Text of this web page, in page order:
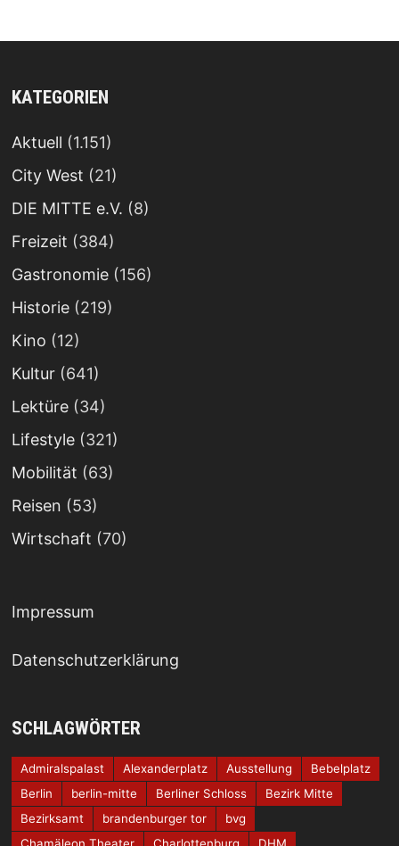
KATEGORIEN
Aktuell (1.151)
City West (21)
DIE MITTE e.V. (8)
Freizeit (384)
Gastronomie(156)
Historie(219)
Kino (12)
Kultur(641)
Lektüre(34)
Lifestyle(321)
Mobilität (63)
Reisen (53)
Wirtschaft (70)
Impressum
Datenschutzerklärung
SCHLAGWÖRTER
Admiralspalast Alexanderplatz Ausstellung
Bebelplatz
Berlin
berlin-mitte Berliner Schloss
Bezirk Mitte
Bezirksamt
brandenburger tor
bvg